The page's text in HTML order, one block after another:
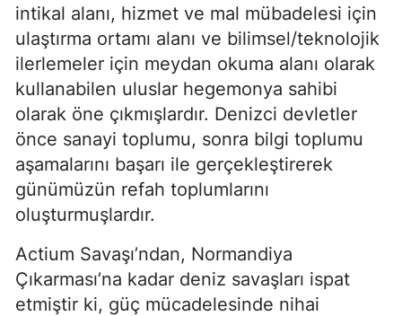
intikal alanı, hizmet ve mal mübadelesi için
ulaştırma ortamı alanı ve bilimsel/teknolojik
ilerlemeler için meydan okuma alanı olarak
kullanabilen uluslar hegemonya sahibi
olarak öne çıkmışlardır. Denizci devletler
önce sanayi toplumu, sonra bilgi toplumu
aşamalarını başarı ile gerçekleştirerek
günümüzün refah toplumlarını
oluşturmuşlardır.
Actium Savaşı’ndan, Normandiya
Çıkarması’na kadar deniz savaşları ispat
etmiştir ki, güç mücadelesinde nihai